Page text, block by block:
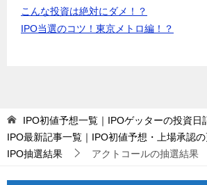
こんな投資は絶対にダメ！？
IPO当選のコツ！東京メトロ編！？
IPO初値予想一覧｜IPOゲッターの投資日
IPO最新記事一覧｜IPO初値予想・上場承認
IPO抽選結果
アクトコールの抽選結果